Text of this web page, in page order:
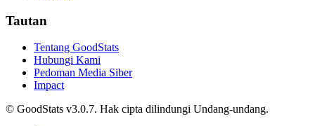
Tautan
Tentang GoodStats
Hubungi Kami
Pedoman Media Siber
Impact
© GoodStats v3.0.7. Hak cipta dilindungi Undang-undang.